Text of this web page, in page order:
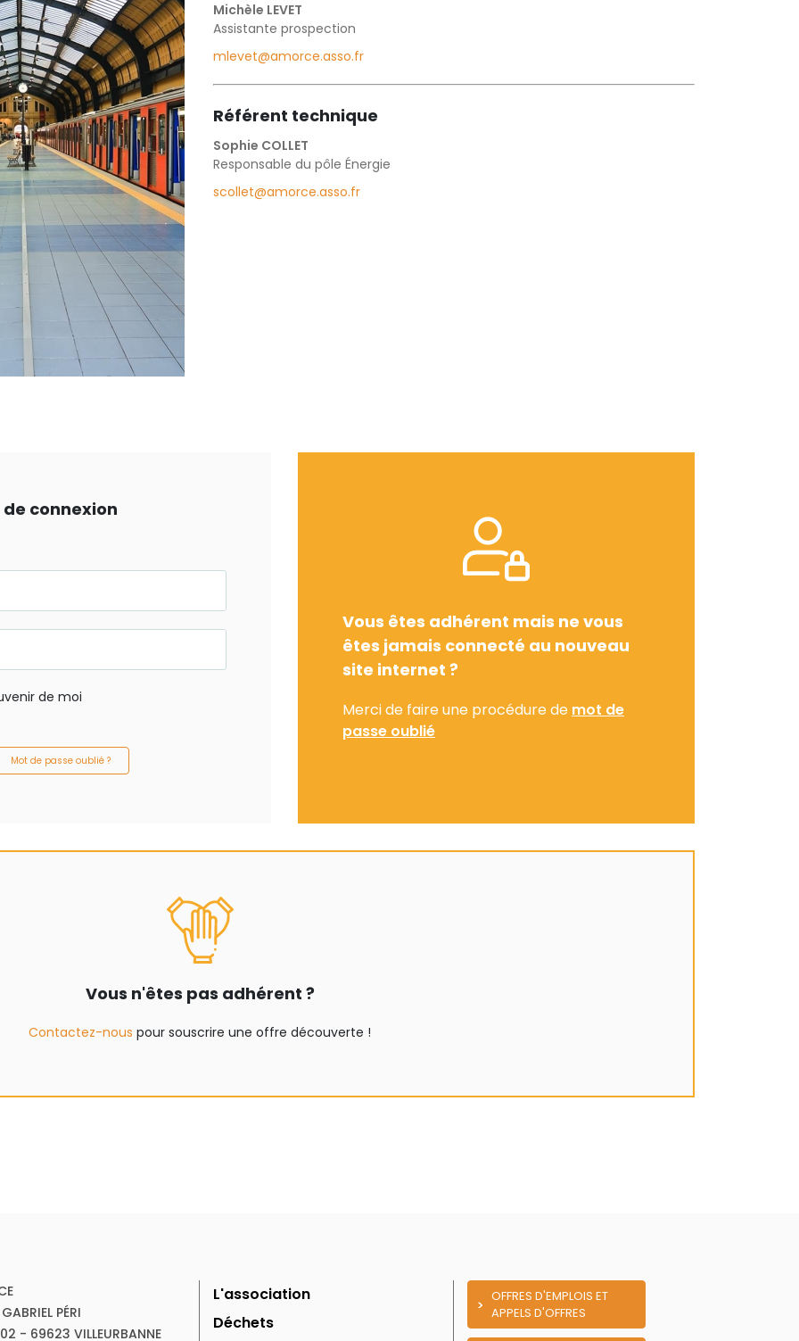
Michèle LEVET
Assistante prospection
mlevet@amorce.asso.fr
Référent technique
Sophie COLLET
Responsable du pôle Énergie
scollet@amorce.asso.fr
connexion
de moi
Mot de passe oublié ?
Vous êtes adhérent mais ne vous
êtes jamais connecté au nouveau
site internet ?
Merci de faire une procédure de mot de
passe oublié
Vous n'êtes pas adhérent ?
Contactez-nous pour souscrire une offre découverte !
PÉRI
- 69623 VILLEURBANNE
L'association
Déchets
OFFRES D'EMPLOIS ET
APPELS D'OFFRES